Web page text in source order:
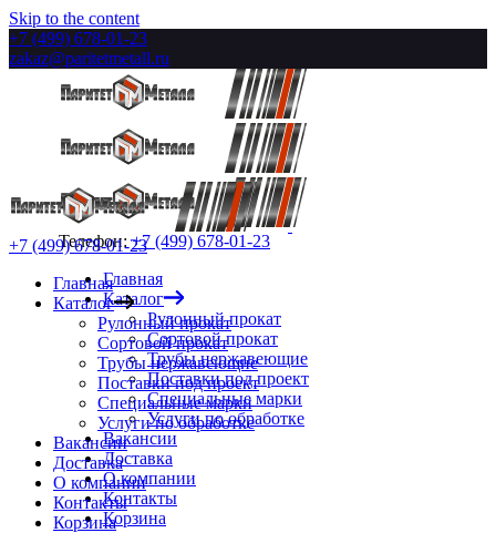
Skip to the content
+7 (499) 678-01-23
zakaz@paritetmetall.ru
Телефон:+7 (499) 678-01-23
Главная
Каталог
Рулонный прокат
Сортовой прокат
Трубы нержавеющие
Поставки под проект
Специальные марки
Услуги по обработке
Вакансии
Доставка
О компании
Контакты
Корзина
+7 (499) 678-01-23
Главная
Каталог
Рулонный прокат
Сортовой прокат
Трубы нержавеющие
Поставки под проект
Специальные марки
Услуги по обработке
Вакансии
Доставка
О компании
Контакты
Корзина